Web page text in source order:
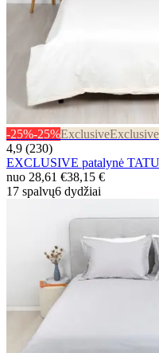
-25%-25%ExclusiveExclusive
4,9 (230)
EXCLUSIVE patalynė
nuo 28,61 €38,15 €
17 spalvų6 dydžiai